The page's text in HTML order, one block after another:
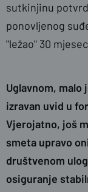
sutkinjinu
ponovljenog
"ležao" 30
Uglavnom, malo
izravan uvid u
Vjerojatno, još
smeta upravo
društvenom
osiguranje